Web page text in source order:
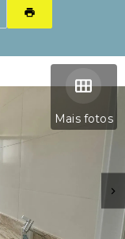
Mais fotos